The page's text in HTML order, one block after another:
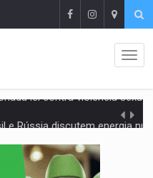
e Rússia discutem energia nuclear, defesa e
caminhão e carro deixa quatro mortos e um em
Negra ganha projeção nacional com participação de